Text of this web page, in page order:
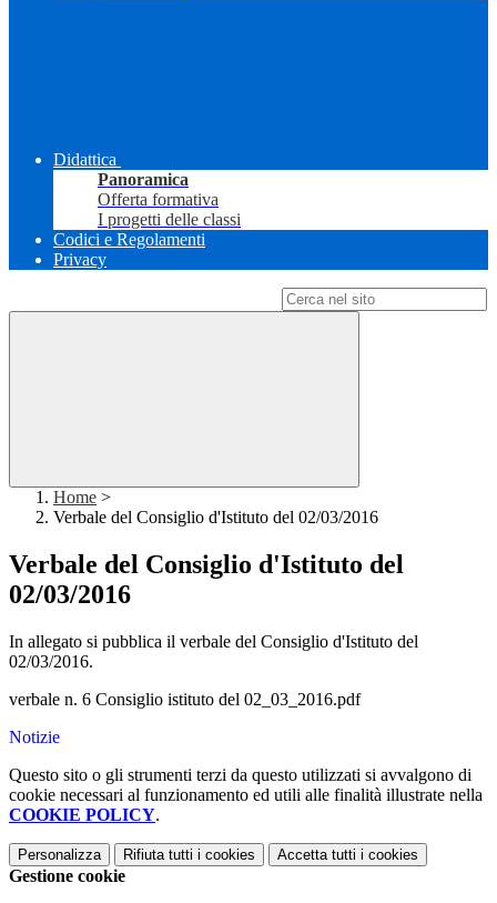
Didattica
Panoramica
Offerta formativa
I progetti delle classi
Codici e Regolamenti
Privacy
Home >
Verbale del Consiglio d'Istituto del 02/03/2016
Verbale del Consiglio d'Istituto del
02/03/2016
In allegato si pubblica il verbale del Consiglio d'Istituto del
02/03/2016.
verbale n. 6 Consiglio istituto del 02_03_2016.pdf
Notizie
Questo sito o gli strumenti terzi da questo utilizzati si avvalgono di
cookie necessari al funzionamento ed utili alle finalità illustrate nella
COOKIE POLICY.
Personalizza Rifiuta tutti i cookies Accetta tutti i cookies
Gestione cookie